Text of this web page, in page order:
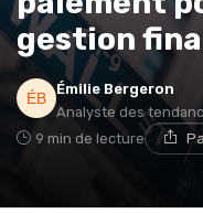
gestion
Émilie Bergeron
Analyste des
9 min de lecture